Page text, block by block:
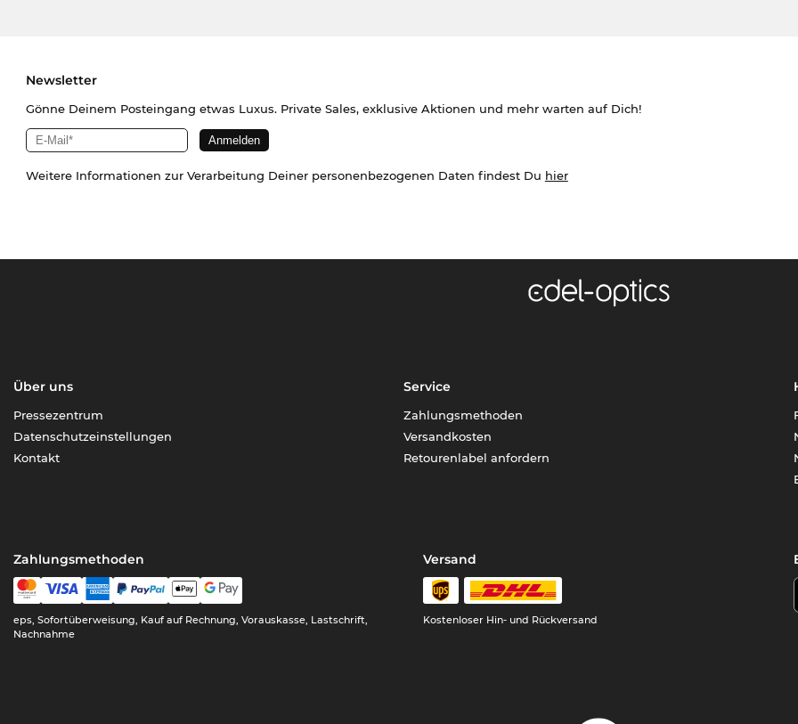
Newsletter
Gönne Deinem Posteingang etwas Luxus. Private Sales, exklusive Aktionen und mehr warten auf Dich!
Weitere Informationen zur Verarbeitung Deiner personenbezogenen Daten findest Du hier
Über uns
Pressezentrum
Datenschutzeinstellungen
Kontakt
Service
Zahlungsmethoden
Versandkosten
Retourenlabel anfordern
Zahlungsmethoden
eps, Sofortüberweisung, Kauf auf Rechnung, Vorauskasse, Lastschrift,
Nachnahme
Versand
Kostenloser Hin- und Rückversand